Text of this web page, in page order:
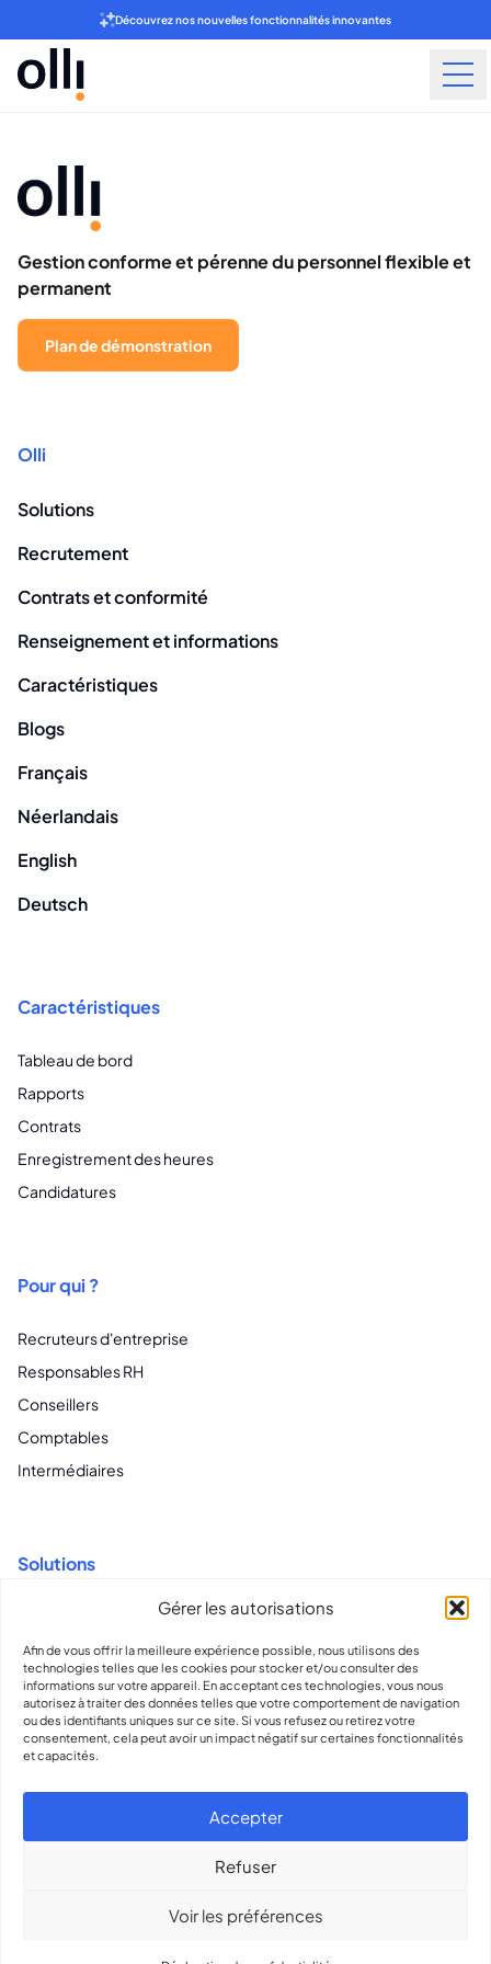
Gérer les autorisations
Afin de vous offrir la meilleure expérience possible, nous utilisons des
technologies telles que les cookies pour stocker et/ou consulter des
informations sur votre appareil. En acceptant ces technologies, vous nous
autorisez à traiter des données telles que votre comportement de navigation
ou des identifiants uniques sur ce site. Si vous refusez ou retirez votre
consentement, cela peut avoir un impact négatif sur certaines fonctionnalités
et capacités.
Accepter
Refuser
Voir les préférences
Découvrez nos nouvelles fonctionnalités innovantes
Gestion conforme et pérenne du personnel flexible et
permanent
Plan de démonstration
Olli
Solutions
Recrutement
Contrats et conformité
Renseignement et informations
Caractéristiques
Blogs
Français
Néerlandais
English
Deutsch
Caractéristiques
Tableau de bord
Rapports
Contrats
Enregistrement des heures
Candidatures
Pour qui ?
Recruteurs d'entreprise
Responsables RH
Conseillers
Comptables
Intermédiaires
Solutions
Recrutement pour CDI et CDD
Contrats flexibles et conformité
Intelligence et informations globales sur les talents